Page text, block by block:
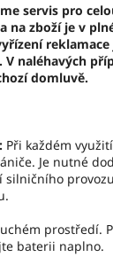
servis pro
na zboží je v
reklamace
naléhavých
domluvě.
Při každém
Je nutné
silničního
prostředí.
baterii naplno.